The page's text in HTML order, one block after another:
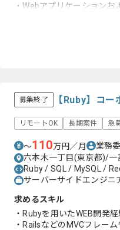
・Webアプリケーション
募集終了 【Ruby】コ
リモートOK 長期案件 急
〜110万円／月 業務
六本木一丁目(東京都)/一
Ruby / SQL / MySQL /
サーバーサイドエンジニ
求めるスキル
・Rubyを用いたWEB開発経
・RailsなどのMVCフレー